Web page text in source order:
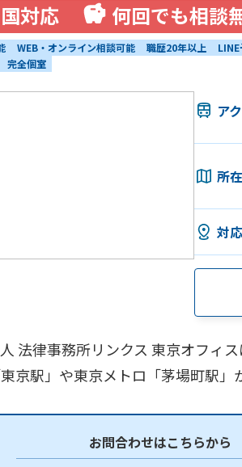
対応 何回でも相談
WEB・オンライン相談可能 職歴20年以上
完全個室
ア
所
対
法律事務所リンクス 東京オフィ
京駅」や東京メトロ「茅場町駅
お問合わせはこちらから